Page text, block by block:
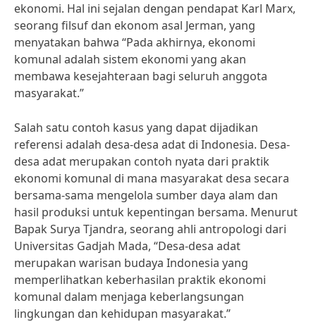
ekonomi. Hal ini sejalan dengan pendapat Karl Marx,
seorang filsuf dan ekonom asal Jerman, yang
menyatakan bahwa “Pada akhirnya, ekonomi
komunal adalah sistem ekonomi yang akan
membawa kesejahteraan bagi seluruh anggota
masyarakat.”
Salah satu contoh kasus yang dapat dijadikan
referensi adalah desa-desa adat di Indonesia. Desa-
desa adat merupakan contoh nyata dari praktik
ekonomi komunal di mana masyarakat desa secara
bersama-sama mengelola sumber daya alam dan
hasil produksi untuk kepentingan bersama. Menurut
Bapak Surya Tjandra, seorang ahli antropologi dari
Universitas Gadjah Mada, “Desa-desa adat
merupakan warisan budaya Indonesia yang
memperlihatkan keberhasilan praktik ekonomi
komunal dalam menjaga keberlangsungan
lingkungan dan kehidupan masyarakat.”